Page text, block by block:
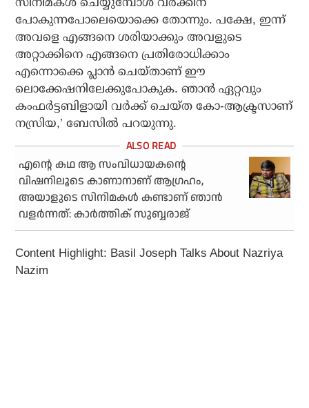
പോകുന്നപോലെയൊക്കെ തോന്നും. പക്ഷേ, ഇന്ന്
അവളെ എങ്ങനെ ശരിയാക്കും അവളുടെ
അറ്റാക്കിനെ എങ്ങനെ പ്രതിരോധിക്കാം
എന്നൊക്കെ പ്ലാന്‍ ചെയ്താണ് ഈ
ലൊക്കേഷനിലേക്കുപോകുക. ഞാന്‍ ഏറ്റവും
കംഫര്‍ട്ടബിളായി വര്‍ക്ക് ചെയ്ത കോ-ആക്ട്രസാണ്
നസ്രിയ,’ ബേസില്‍ പറയുന്നു.
എന്റെ കഥ ആ സംവിധായകന്റെ
വിഷനിലൂടെ കാണാനാണ് ആഗ്രഹം,
അയാളുടെ സിനിമകള്‍ കണ്ടാണ് ഞാന്‍
വളര്‍ന്നത്: കാര്‍ത്തിക് സുബ്ബരാജ്
Content Highlight: Basil Joseph Talks About Nazriya
Nazim